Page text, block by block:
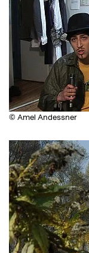
© Amel Andessner